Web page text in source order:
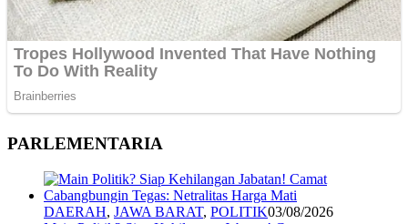
PARLEMENTARIA
DAERAH, JAWA BARAT, POLITIK03/08/2026